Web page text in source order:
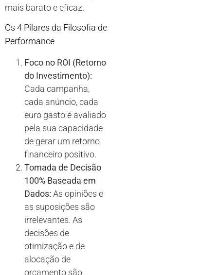
mais barato e eficaz.
Os 4 Pilares da Filosofia de
Performance
Foco no ROI (Retorno
do Investimento):
Cada campanha,
cada anúncio, cada
euro gasto é avaliado
pela sua capacidade
de gerar um retorno
financeiro positivo.
Tomada de Decisão
100% Baseada em
Dados: As opiniões e
as suposições são
irrelevantes. As
decisões de
otimização e de
alocação de
orçamento são